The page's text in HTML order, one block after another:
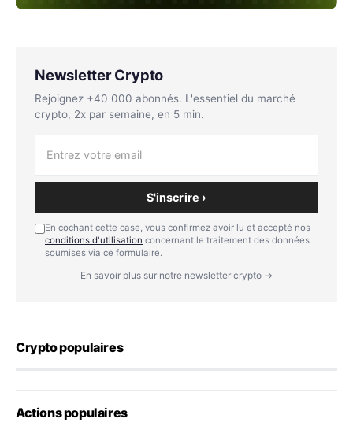
Newsletter Crypto
Rejoignez +40 000 abonnés. L'essentiel du marché
crypto, 2x par semaine, en 5 min.
S'inscrire ›
En cochant cette case, vous confirmez avoir lu et accepté nos
conditions d'utilisation concernant le traitement des données
soumises via ce formulaire.
En savoir plus sur notre newsletter crypto →
Crypto populaires
Actions populaires